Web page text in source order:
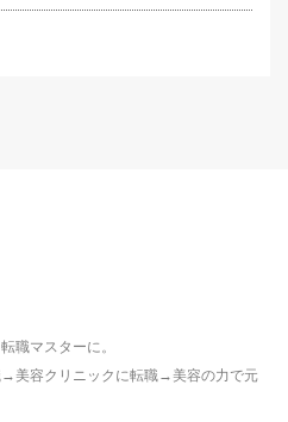
職マスターに。
美容クリニックに転職→美容の力で元